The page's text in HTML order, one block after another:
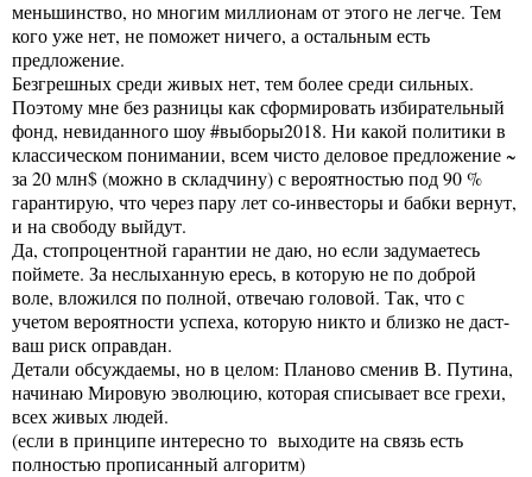
меньшинство, но многим миллионам от этого не легче. Тем
кого уже нет, не поможет ничего, а остальным есть
предложение.
Безгрешных среди живых нет, тем более среди сильных.
Поэтому мне без разницы как сформировать избирательный
фонд, невиданного шоу #выборы2018. Ни какой политики в
классическом понимании, всем чисто деловое предложение ~
за 20 млн$ (можно в складчину) с вероятностью под 90 %
гарантирую, что через пару лет со-инвесторы и бабки вернут,
и на свободу выйдут.
Да, стопроцентной гарантии не даю, но если задумаетесь
поймете. За неслыханную ересь, в которую не по доброй
воле, вложился по полной, отвечаю головой. Так, что с
учетом вероятности успеха, которую никто и близко не даст-
ваш риск оправдан.
Детали обсуждаемы, но в целом: Планово сменив В. Путина,
начинаю Мировую эволюцию, которая списывает все грехи,
всех живых людей.
(если в принципе интересно то выходите на связь есть
полностью прописанный алгоритм)